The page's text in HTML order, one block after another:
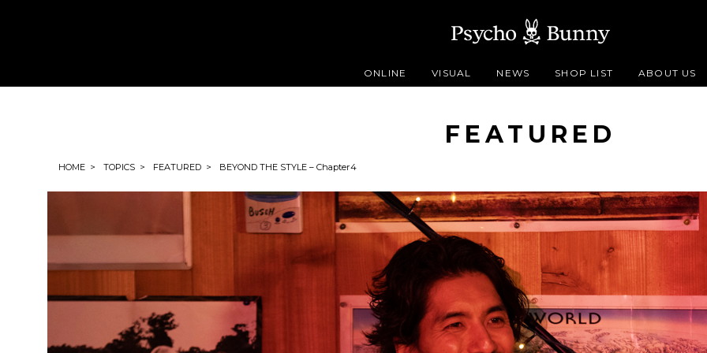
ONLINE VISUAL NEWS SHOP LIST ABOUT US
FEATURED
HOME TOPICS FEATURED BEYOND THE STYLE – Chapter4